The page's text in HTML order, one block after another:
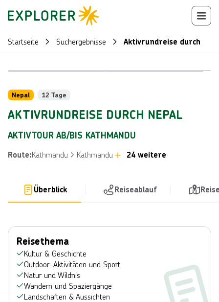
Startseite Suchergebnisse Aktivrundreise durch
Nepal 12 Tage
AKTIVRUNDREISE DURCH NEPAL
AKTIVTOUR AB/BIS KATHMANDU
Route:Kathmandu Kathmandu 24 weitere
Überblick Reiseablauf
Reisethema
Kultur & Geschichte
Outdoor-Aktivitäten und Sport
Natur und Wildnis
Wandern und Spaziergänge
Landschaften & Aussichten